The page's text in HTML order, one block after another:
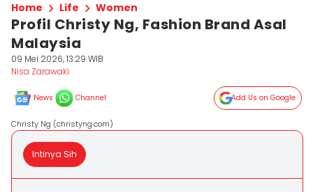
Home Life Women
Profil Christy Ng, Fashion Brand Asal
Malaysia
09 Mei 2026, 13:29 WIB
Nisa Zarawaki
News Channel Add Us on Google
Christy Ng (christyng.com)
Intinya Sih